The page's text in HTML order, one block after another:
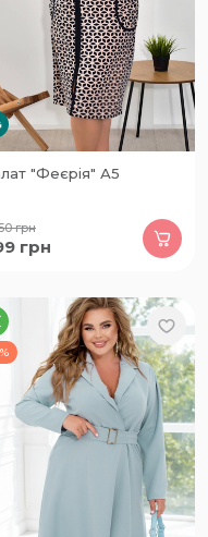
"Феєрія" А5
грн
грн